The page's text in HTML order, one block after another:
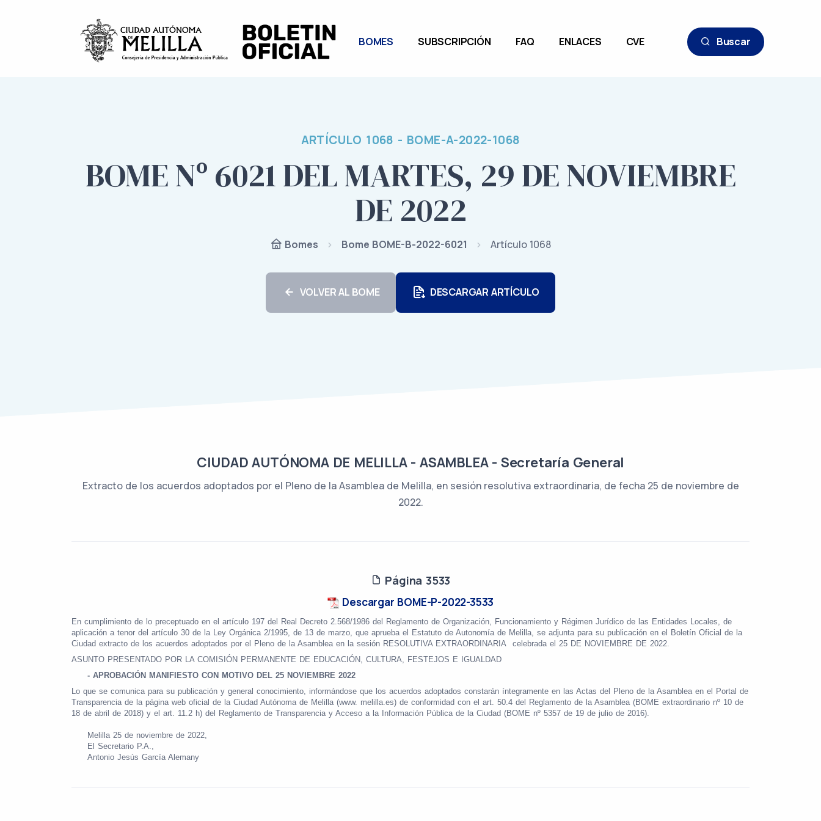
BOMES SUBSCRIPCIÓN FAQ ENLACES CVE Buscar
ARTÍCULO 1068 - BOME-A-2022-1068
BOME Nº 6021 DEL MARTES, 29 DE NOVIEMBRE
DE 2022
Bomes Bome BOME-B-2022-6021 Artículo 1068
VOLVER AL BOME DESCARGAR ARTÍCULO
CIUDAD AUTÓNOMA DE MELILLA - ASAMBLEA - Secretaría General
Extracto de los acuerdos adoptados por el Pleno de la Asamblea de Melilla, en sesión resolutiva extraordinaria, de fecha 25 de noviembre de
2022.
Página 3533
Descargar BOME-P-2022-3533
En cumplimiento de lo preceptuado en el artículo 197 del Real Decreto 2.568/1986 del Reglamento de Organización, Funcionamiento y Régimen Jurídico de las Entidades Locales, de
aplicación a tenor del artículo 30 de la Ley Orgánica 2/1995, de 13 de marzo, que aprueba el Estatuto de Autonomía de Melilla, se adjunta para su publicación en el Boletín Oficial de la
Ciudad extracto de los acuerdos adoptados por el Pleno de la Asamblea en la sesión RESOLUTIVA EXTRAORDINARIA
celebrada el 25 DE NOVIEMBRE DE 2022.
ASUNTO PRESENTADO POR LA COMISIÓN PERMANENTE DE EDUCACIÓN, CULTURA, FESTEJOS E IGUALDAD
-APROBACIÓN MANIFIESTO CON MOTIVO DEL 25 NOVIEMBRE 2022
Lo que se comunica para su publicación y general conocimiento, informándose que los acuerdos adoptados constarán íntegramente en las Actas del Pleno de la Asamblea en el Portal de
Transparencia de la página web oficial de la Ciudad Autónoma de Melilla (www. melilla.es) de conformidad con el art. 50.4 del Reglamento de la Asamblea (BOME extraordinario nº 10 de
18 de abril de 2018) y el art. 11.2 h) del Reglamento de Transparencia y Acceso a la Información Pública de la Ciudad (BOME nº 5357 de 19 de julio de 2016).
Melilla 25 de noviembre de 2022,
El Secretario P.A.,
Antonio Jesús García Alemany